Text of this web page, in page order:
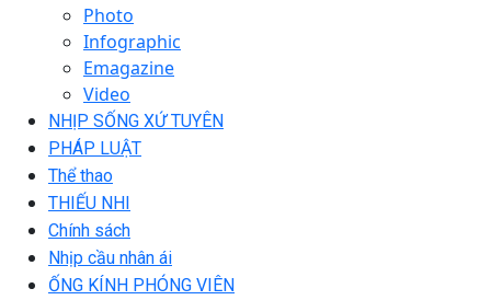
Photo
Infographic
Emagazine
Video
NHỊP SỐNG XỨ TUYÊN
PHÁP LUẬT
Thể thao
THIẾU NHI
Chính sách
Nhịp cầu nhân ái
ỐNG KÍNH PHÓNG VIÊN